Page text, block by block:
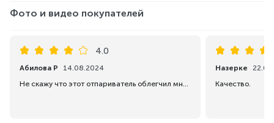
Универсальная настройка пара
тканями. Вы сможете разгладить любые типы ткани –
Фото и видео покупателей
4.0
Абилова Р
14.08.2024
Не скажу что этот отпариватель облегчил мне домашние дела, я думала паром прошлась и все а тут также надо гладить
Назерке
Качество.